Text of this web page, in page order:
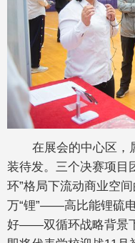
在展会的中心区，
装待发。三个决赛项目
环”格局下流动商业空
万“锂”——高比能锂硫
好——双循环战略背景